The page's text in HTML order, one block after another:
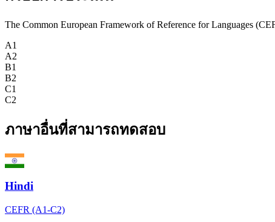
The Common European Framework of Reference for Languages
A1
A2
B1
B2
C1
C2
ภาษาอื่นที่สามารถทดสอบ
Hindi
CEFR (A1-C2)